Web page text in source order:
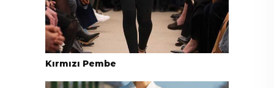
Kırmızı Pembe